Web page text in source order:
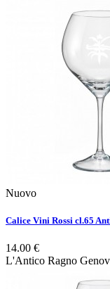
Nuovo
Calice Vini Rossi cl.65
14.00 €
L'Antico Ragno